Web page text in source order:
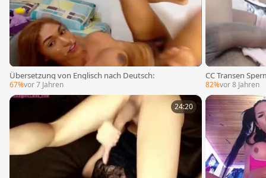
Übersetzung von Englisch nach Deutsch:
67%vor 7 Jahren
CC Transen
06.08.2018
82%vor 8 Jahren
24:20